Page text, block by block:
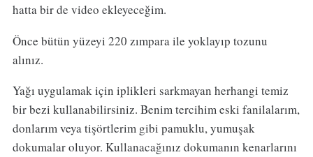
hatta bir de video ekleyeceğim.
Önce bütün yüzeyi 220 zımpara ile yoklayıp tozunu
alınız.
Yağı uygulamak için iplikleri sarkmayan herhangi temiz
bir bezi kullanabilirsiniz. Benim tercihim eski fanilalarım,
donlarım veya tişörtlerim gibi pamuklu, yumuşak
dokumalar oluyor. Kullanacağınız dokumanın kenarlarını